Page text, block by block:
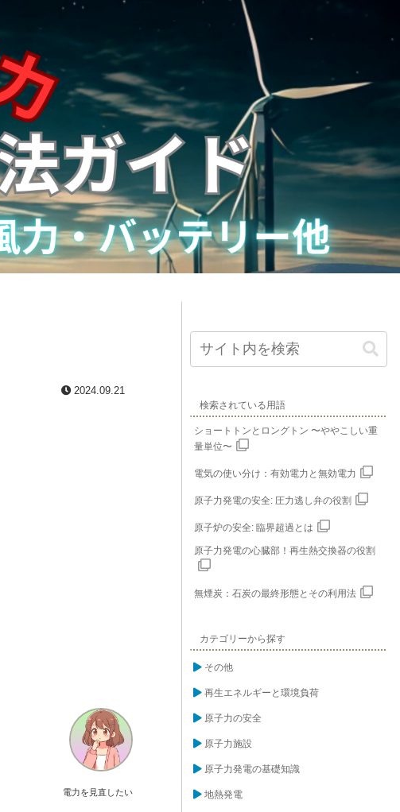
2024.09.21
電力を見直したい
検索されている用語
ショートトンとロングトン 〜ややこしい重
量単位〜
電気の使い分け：有効電力と無効電力
原子力発電の安全: 圧力逃し弁の役割
原子炉の安全: 臨界超過とは
原子力発電の心臓部！再生熱交換器の役割
無煙炭：石炭の最終形態とその利用法
カテゴリーから探す
その他
再生エネルギーと環境負荷
原子力の安全
原子力施設
原子力発電の基礎知識
地熱発電